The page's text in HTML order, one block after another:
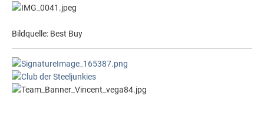
Bildquelle: Best Buy